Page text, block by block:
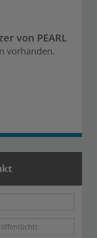
von PEARL
vorhanden.